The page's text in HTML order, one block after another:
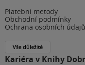
Platební metody
Obchodní podmínky
Ochrana osobních údajů
Vše důležité
Kariéra v Knihy